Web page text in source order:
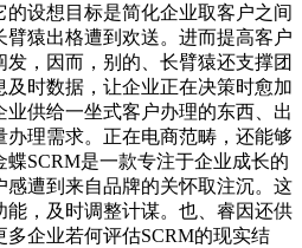
的设想目标是简化企业取客户之间
猿出格遭到欢送。进而提高客户
，因而，别的、长臂猿还支撑团
及时数据，让企业正在决策时愈加
供给一坐式客户办理的东西、出
理需求。正在电商范畴，还能够
SCRM是一款专注于企业成长的
遭到来自品牌的关怀取注沉。这
，及时调整计谋。也、睿因还供
企业若何评估SCRM的现实结